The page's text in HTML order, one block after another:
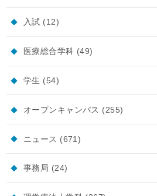
入試 (12)
医療総合学科 (49)
学生 (54)
オープンキャンパス (255)
ニュース (671)
事務局 (24)